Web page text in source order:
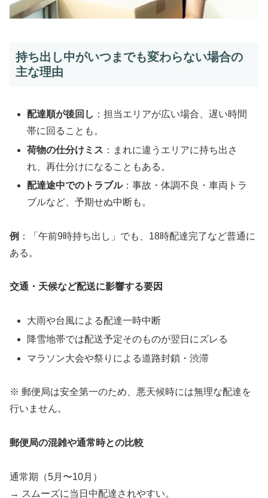
持ち出し中がいつまでも変わらない場合の
主な理由
配達順が後回し ：担当エリアが広い場合、遅い時間
帯に回ることも。
荷物の仕分けミス ：まれに違うエリアに持ち出さ
れ、再仕分けになることもある。
配達途中でのトラブル：事故・体調不良・車両トラ
ブルなど、予期せぬ中断も。
例 ：「午前9時持ち出し」でも、18時配達完了など普通に
ある。
交通・天候など配送に影響する要因
大雨や台風による配達一時中断
降雪地帯では配送予定そのものが翌日にズレる
マラソン大会や祭りによる道路封鎖・渋滞
※ 郵便局は安全第一のため、悪天候時には無理な配達を
行いません。
郵便局の混雑や通常時との比較
通常期（5月〜10月）
→ スムーズに当日中配達されやすい。